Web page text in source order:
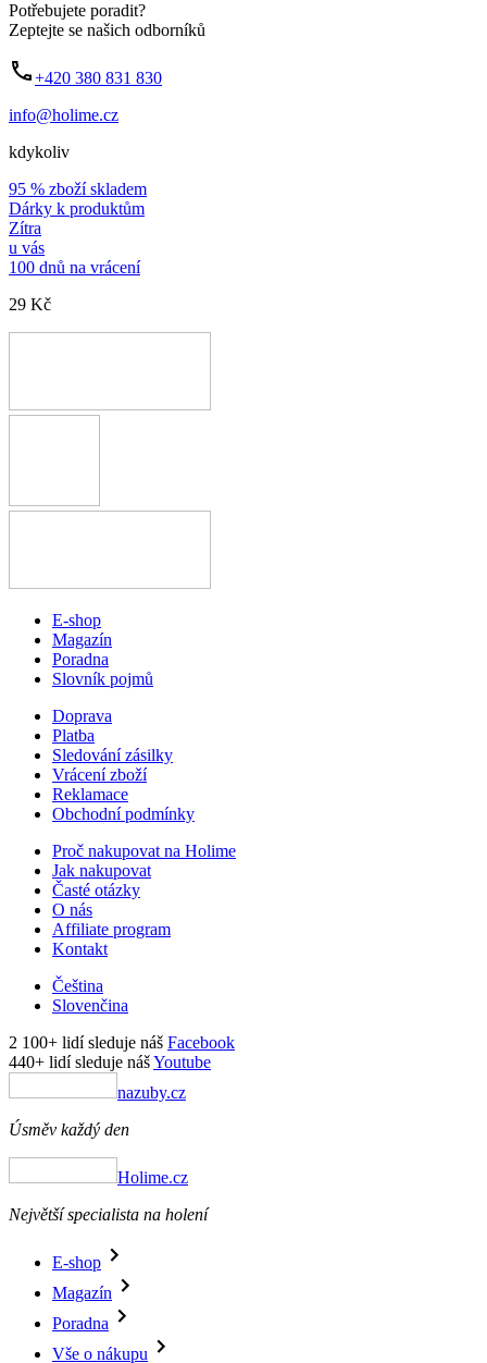
Potřebujete poradit?
Zeptejte se našich odborníků
+420 380 831 830
info@holime.cz
kdykoliv
95 % zboží skladem
Dárky k produktům
Zítra
u vás
100 dnů na vrácení
29 Kč
E-shop
Magazín
Poradna
Slovník pojmů
Doprava
Platba
Sledování zásilky
Vrácení zboží
Reklamace
Obchodní podmínky
Proč nakupovat na Holime
Jak nakupovat
Časté otázky
O nás
Affiliate program
Kontakt
Čeština
Slovenčina
2 100+ lidí sleduje náš Facebook
440+ lidí sleduje nášYoutube
nazuby.cz
Úsměv každý den
Holime.cz
Největší specialista na holení
E-shop
Magazín
Poradna
Vše o nákupu